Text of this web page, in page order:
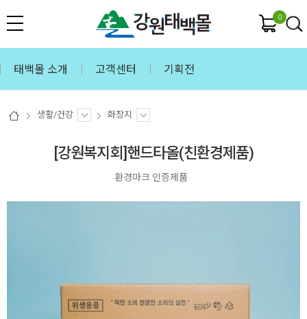
0
태백몰 소개 고객센터 기획전
생활/건강 화장지
[강원복지회]핸드타올(친환경제품)
환경마크 인증제품